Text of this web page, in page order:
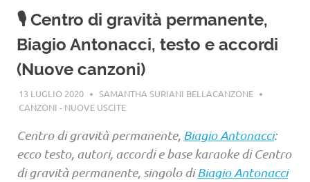
🎙️ Centro di gravità permanente,
Biagio Antonacci, testo e accordi
(Nuove canzoni)
13 LUGLIO 2020
SAMANTHA SURIANI BELLACANZONE
CANZONI - NUOVE USCITE
Centro di gravità permanente, Biagio Antonacci:
ecco testo, autori, accordi e base karaoke di Centro
di gravità permanente, singolo diBiagio Antonacci